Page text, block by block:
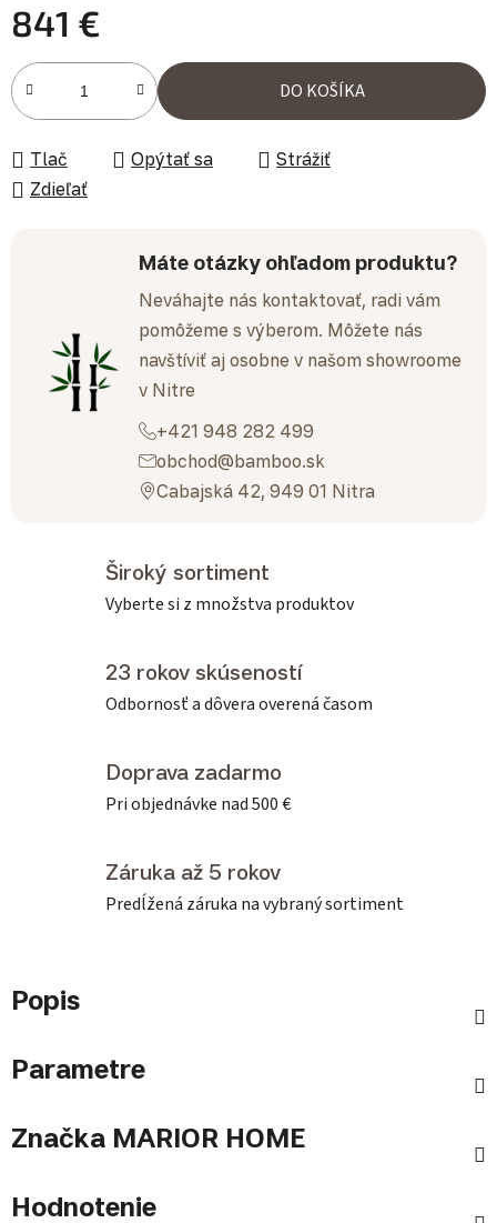
841 €
Jednotková cena:
DO KOŠÍKA
Tlač Opýtať sa
Strážiť
Zdieľať
Máte otázky ohľadom produktu?
Neváhajte nás kontaktovať, radi vám
pomôžeme s výberom. Môžete nás
navštíviť aj osobne v našom showroome
v Nitre
+421 948 282 499
obchod@bamboo.sk
Cabajská 42, 949 01 Nitra
Široký sortiment
Vyberte si z množstva produktov
23 rokov skúseností
Odbornosť a dôvera overená časom
Doprava zadarmo
Pri objednávke nad 500 €
Záruka až 5 rokov
Predĺžená záruka na vybraný sortiment
Popis
Parametre
Značka MARIOR HOME
Hodnotenie